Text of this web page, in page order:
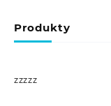
Produkty
zzzzz